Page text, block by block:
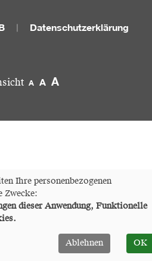
Datenschutzerklärung
A A A
Ihre personenbezogenen
Zwecke:
dieser Anwendung, Funktionelle
Ablehnen OK